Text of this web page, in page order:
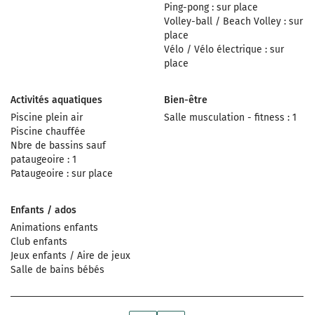
Ping-pong : sur place
Volley-ball / Beach Volley : sur
place
Vélo / Vélo électrique : sur
place
Activités aquatiques
Piscine plein air
Piscine chauffée
Nbre de bassins sauf
pataugeoire : 1
Pataugeoire : sur place
Bien-être
Salle musculation - fitness : 1
Enfants / ados
Animations enfants
Club enfants
Jeux enfants / Aire de jeux
Salle de bains bébés